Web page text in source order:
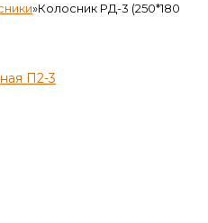
»Колосник РД-3 (250*180